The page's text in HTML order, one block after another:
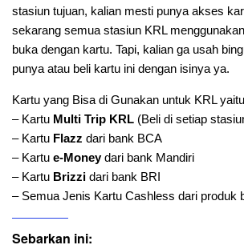
stasiun tujuan, kalian mesti punya akses
sekarang semua stasiun KRL
buka dengan kartu. Tapi, kalian ga usah
punya atau beli kartu ini dengan isinya ya.
Kartu yang Bisa di Gunakan untuk KRL
– Kartu Multi Trip KRL (Beli di setiap
– Kartu Flazz dari bank BCA
– Kartu e-Moneydari bank Mandiri
– Kartu Brizzi dari bank BRI
– Semua Jenis Kartu Cashless dari produk
Sebarkan ini: